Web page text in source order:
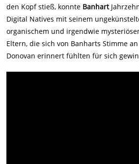
den Kopf stieß, konnte Banhart
Digital Natives mit seinem
organischem und irgendwie
Eltern, die sich von Banharts Stimme
Donovan erinnert fühlten für sich